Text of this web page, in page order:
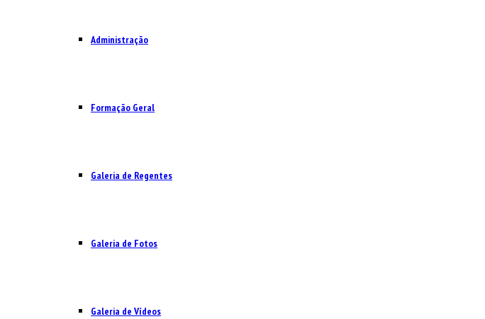
Administração
Formação Geral
Galeria de Regentes
Galeria de Fotos
Galeria de Vídeos